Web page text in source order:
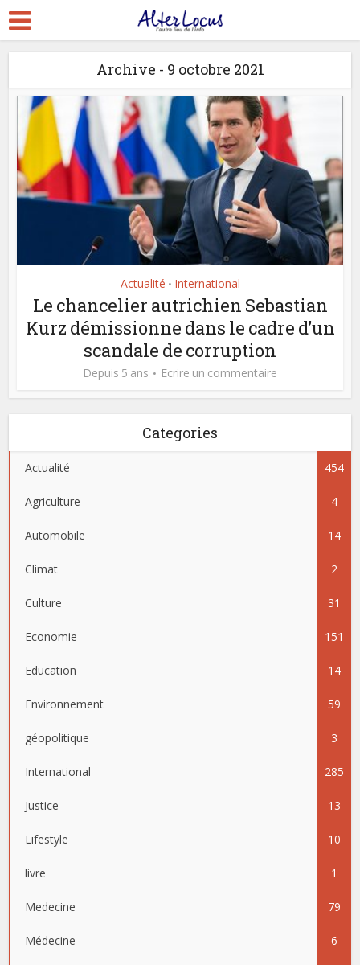
Archive - 9 octobre 2021
Actualité • International
Le chancelier autrichien Sebastian
Kurz démissionne dans le cadre d’un
scandale de corruption
Depuis 5 ans Ecrire un commentaire
Categories
Actualité 454
Agriculture 4
Automobile 14
Climat 2
Culture 31
Economie 151
Education 14
Environnement 59
géopolitique 3
International 285
Justice 13
Lifestyle 10
livre 1
Medecine 79
Médecine 6